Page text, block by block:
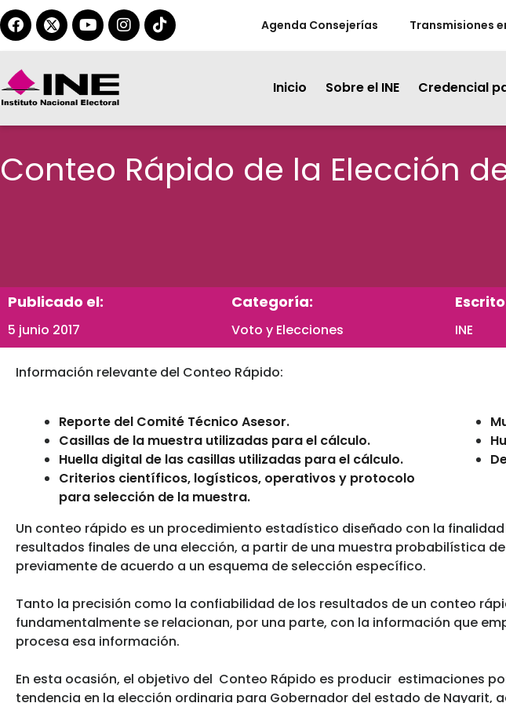
Agenda Consejerías Transmisiones
Inicio Sobre el INE Credencial
Conteo Rápido de la Elección
Publicado el:
5 junio 2017
Categoría:
Voto y Elecciones INE
Información relevante del Conteo Rápido:
Reporte del Comité Técnico Asesor.
Casillas de la muestra utilizadas para el cálculo.
Huella digital de las casillas utilizadas para el cálculo.
Criterios científicos, logísticos, operativos y protocolo
para selección de la muestra.
Un conteo rápido es un procedimiento estadístico diseñado con la
resultados finales de una elección, a partir de una muestra probabilística
previamente de acuerdo a un esquema de selección específico.
Tanto la precisión como la confiabilidad de los resultados de un conteo
fundamentalmente se relacionan, por una parte, con la información que
procesa esa información.
En esta ocasión, el objetivo del Conteo Rápido es producir estimaciones
tendencia en la elección ordinaria para Gobernador del estado de Nayarit,